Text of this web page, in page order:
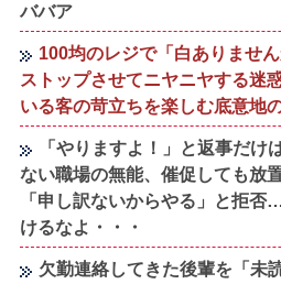
ババア
100均のレジで「白ありませ
ストップさせてニヤニヤする迷
いる客の苛立ちを楽しむ底意地
「やりますよ！」と返事だけ
ない職場の無能、催促しても放
「申し訳ないからやる」と拒
けるなよ・・・
欠勤連絡してきた後輩を「未